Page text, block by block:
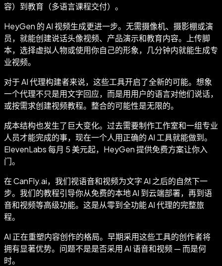
容）到教育（多语言课程交付）。
HeyGen 的 AI 视频生成更进一步。无需摄像机、摄影棚或演
员，就能创建说话头像视频、产品演示和教育内容。上传脚
本，选择虚拟人物或使用你自己的形象，几分钟内就能生成专
业视频。
对于 AI 代理构建者来说，这些工具开启了全新的可能。想象
一个代理不只是用文字回应，而是用用户的语言对他们说话，
或按需求创建视频教程。整合的可能性是无限的。
成本结构也发生了巨大变化。过去需要制作工作室和一组专业
人员才能完成的事，现在一个人用正确的 AI 工具就能做到。
ElevenLabs 每月 5 美元起，HeyGen 提供免费方案让你入
门。
在 CanFly.ai，我们视语音和视频为文字 AI 之后的自然下一
步。我们的教程引导你从免费的本地 AI 到云端部署，再到语
音和视频等高级功能。这是从零到全功能 AI 代理的完整旅
程。
AI 正在重塑内容创作的格局。早期采用这些工具的创作者将
拥有显著优势。问题不是是否采用 AI 语音和视频 — 而是何
时。